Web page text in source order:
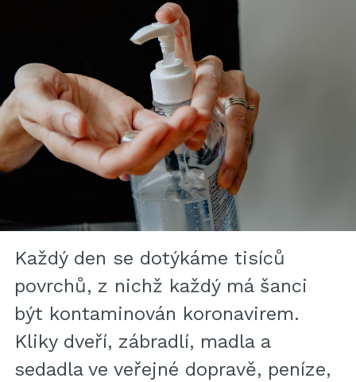
Každý den se dotýkáme tisíců
povrchů, z nichž každý má šanci
být kontaminován koronavirem.
Kliky dveří, zábradlí, madla a
sedadla ve veřejné dopravě, peníze,